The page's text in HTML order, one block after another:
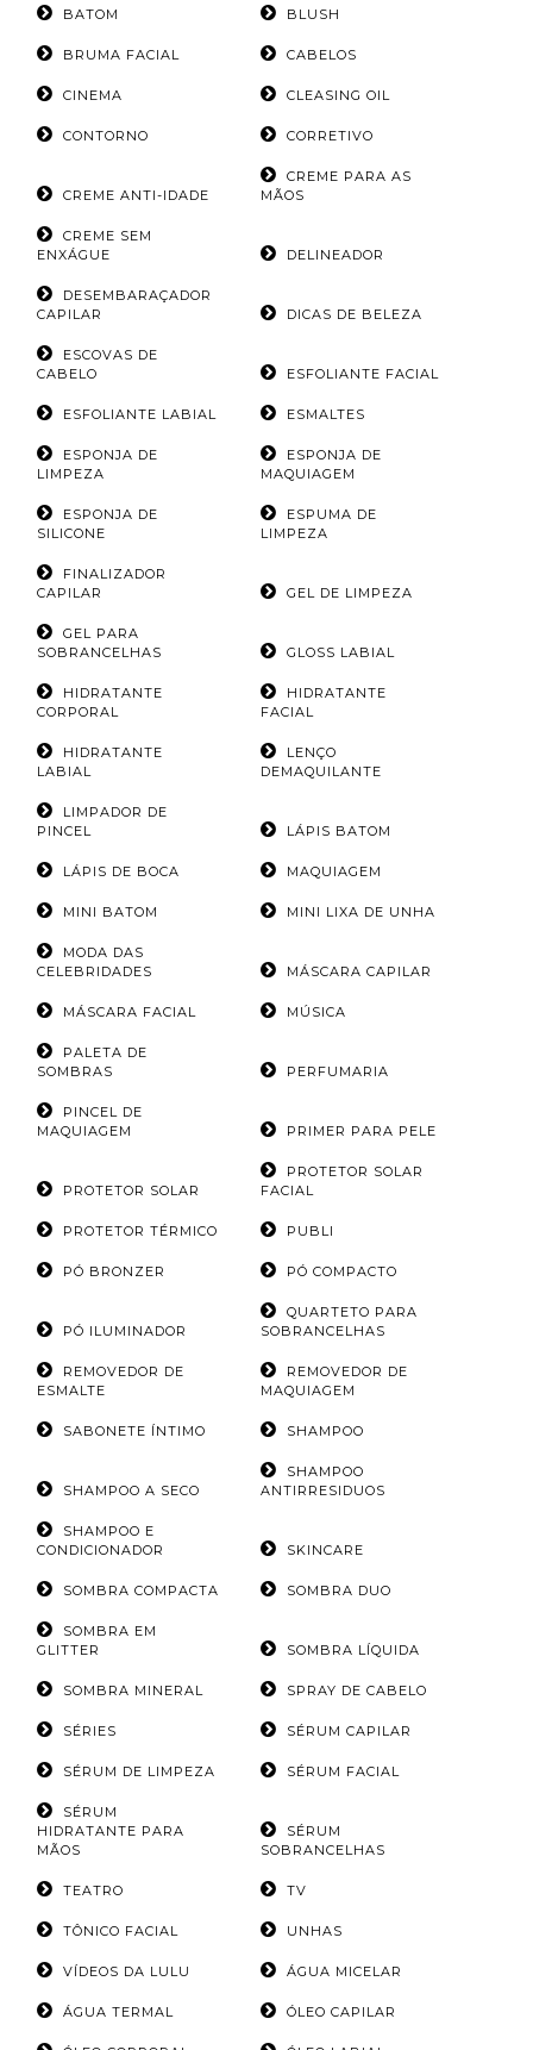
BATOM BLUSH
BRUMA FACIAL CABELOS
CINEMA CLEASING OIL
CONTORNO CORRETIVO
CREME ANTI-IDADE
CREME PARA AS
MÃOS
CREME SEM
ENXÁGUE
DELINEADOR
DESEMBARAÇADOR
CAPILAR
DICAS DE BELEZA
ESCOVAS DE
CABELO
ESFOLIANTE FACIAL
ESFOLIANTE LABIAL ESMALTES
ESPONJA DE
LIMPEZA
ESPONJA DE
MAQUIAGEM
ESPONJA DE
SILICONE
ESPUMA DE
LIMPEZA
FINALIZADOR
CAPILAR
GEL DE LIMPEZA
GEL PARA
SOBRANCELHAS
GLOSS LABIAL
HIDRATANTE
CORPORAL
HIDRATANTE
FACIAL
HIDRATANTE
LABIAL
LENÇO
DEMAQUILANTE
LIMPADOR DE
PINCEL
LÁPIS BATOM
LÁPIS DE BOCA MAQUIAGEM
MINI BATOM MINI LIXA DE UNHA
MODA DAS
CELEBRIDADES
MÁSCARA CAPILAR
MÁSCARA FACIAL MÚSICA
PALETA DE
SOMBRAS
PERFUMARIA
PINCEL DE
MAQUIAGEM
PRIMER PARA PELE
PROTETOR SOLAR
PROTETOR SOLAR
FACIAL
PROTETOR TÉRMICO PUBLI
PÓ BRONZER PÓ COMPACTO
PÓ ILUMINADOR
QUARTETO PARA
SOBRANCELHAS
REMOVEDOR DE
ESMALTE
REMOVEDOR DE
MAQUIAGEM
SABONETE ÍNTIMO SHAMPOO
SHAMPOO A SECO
SHAMPOO
ANTIRRESIDUOS
SHAMPOO E
CONDICIONADOR
SKINCARE
SOMBRA COMPACTA SOMBRA DUO
SOMBRA EM
GLITTER
SOMBRA LÍQUIDA
SOMBRA MINERAL SPRAY DE CABELO
SÉRIES SÉRUM CAPILAR
SÉRUM DE LIMPEZA SÉRUM FACIAL
SÉRUM
HIDRATANTE PARA
MÃOS
SÉRUM
SOBRANCELHAS
TEATRO TV
TÔNICO FACIAL UNHAS
VÍDEOS DA LULU ÁGUA MICELAR
ÁGUA TERMAL ÓLEO CAPILAR